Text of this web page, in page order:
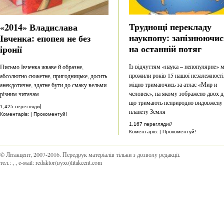
«2014» Владислава
Івченка: епопея не без
іронії
Письмо Івченка жваве й образне,
абсолютно сюжетне, пригодницьке, досить
анекдотичне, здатне бути до смаку вельми
різним читачам
1,425 перегляди|
Коментарів: | Прокоментуй!
Труднощі перекладу
наукпопу:
на останній потяг
Із відчуттям «наука – непопулярне»
прожили років 15 нашої
міцно тримаючись за атлас «Мир и
человек», на якому зображено двох
що тримають неприродно видовжену
планету Земля
1,167 перегляди//
Коментарів: | Прокоментуй!
© Літакцент, 2007-2016. Передрук матеріалів тільки з дозволу редакції.
тел.:
, е-маіl:redaktor(вухо)litakcent.com